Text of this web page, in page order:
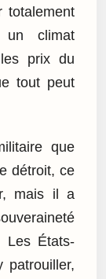
totalement
climat
prix du
tout peut
que
détroit, ce
mais il a
Les États-
patrouiller,